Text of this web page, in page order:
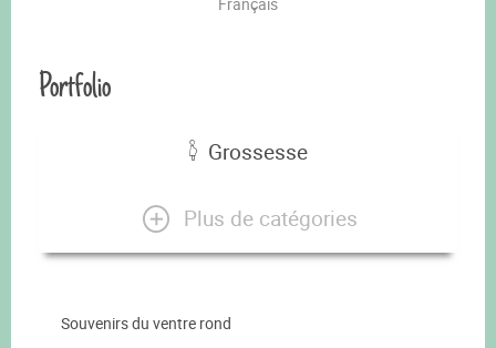
Portfolio
Grossesse
Plus de catégories
Souvenirs du ventre rond